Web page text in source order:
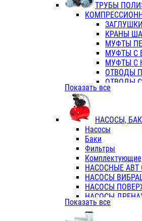
Отвертки
Хоз. инвентарь
ЭЛ. ИНСТРУМЕНТ
ТРУБЫ
ЗАГЛУШКИ
КРАНЫ
МУФТЫ
МУФТЫ С
МУФТЫ С
ОТВОДЫ
ОТВОДЫ
ОТВОДЫ С
КОЛЬЦА
ТРУБЫ
ТРУБЫ
ТРУБЫ
Показать все
НАСОСЫ,
Насосы
Баки
Фильтры
Комплектующие
НАСОСНЫЕ АВТ
НАСОСЫ
НАСОСЫ
НАСОСЫ
НАСОСЫ
НАСОСЫ
Показать все